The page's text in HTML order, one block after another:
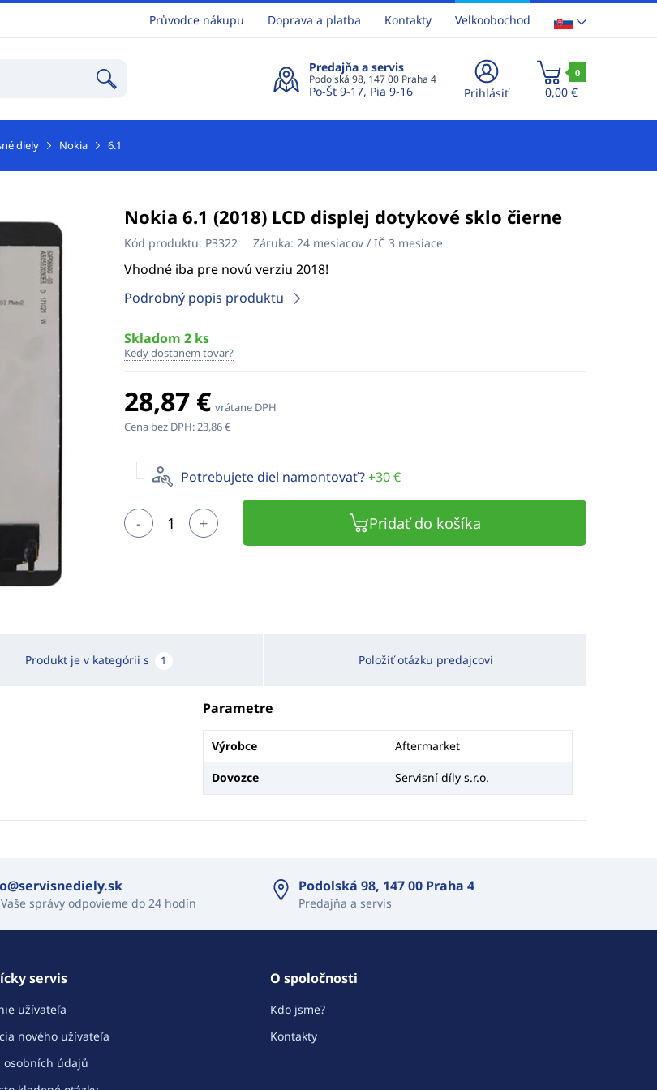
Průvodce nákupu Doprava a platba Kontakty Velkoobochod
Predajňa a servis
Podolská 98, 147 00 Praha 4
Po-Št 9-17, Pia 9-16 Prihlásiť
0
0,00 €
diely Nokia 6.1
Nokia 6.1 (2018) LCD displej dotykové sklo čierne
Kód produktu: P3322 Záruka: 24 mesiacov / IČ 3 mesiace
Vhodné iba pre novú verziu 2018!
Podrobný popis produktu
Skladom 2 ks
Kedy dostanem tovar?
28,87 € vrátane DPH
Cena bez DPH:23,86 €
Potrebujete diel namontovať?+30 €
- + Pridať do košíka
Produkt je v kategórii s 1 Položiť otázku predajcovi
Parametre
Výrobce Aftermarket
Dovozce Servisní díly s.r.o.
správy odpovieme do 24 hodín
Podolská 98, 147 00 Praha 4
Predajňa a servis
servis
užívateľa
nového užívateľa
osobních údajů
O spoločnosti
Kdo jsme?
Kontakty